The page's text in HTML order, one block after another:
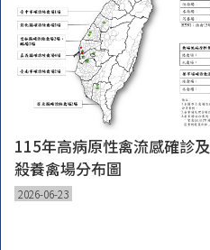
115年高病原性禽流感確診
殺養禽場分布圖
2026-06-23